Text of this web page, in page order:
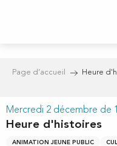
Page d’accueil Heure
Mercredi 2 décembre de
Heure d'histoires
ANIMATION JEUNE PUBLIC